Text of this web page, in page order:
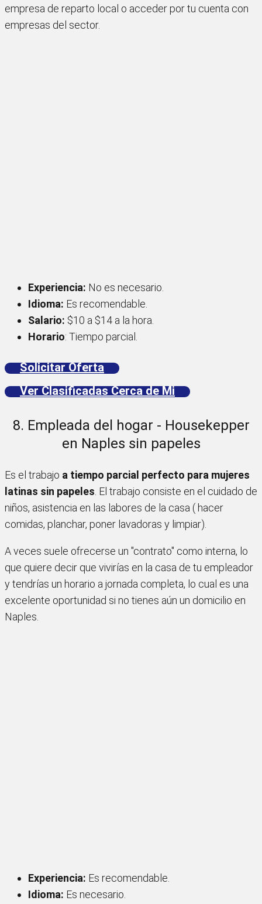
empresa de reparto local o acceder por tu cuenta con
empresas del sector.
Experiencia: No es necesario.
Idioma: Es recomendable.
Salario: $10 a $14 a la hora.
Horario: Tiempo parcial.
Solicitar Oferta
Ver Clasificadas Cerca de Mi
8. Empleada del hogar - Housekepper
en Naples sin papeles
Es el trabajo a tiempo parcial perfecto para mujeres
latinas sin papeles. El trabajo consiste en el cuidado de
niños, asistencia en las labores de la casa ( hacer
comidas, planchar, poner lavadoras y limpiar).
A veces suele ofrecerse un "contrato" como interna, lo
que quiere decir que vivirías en la casa de tu empleador
y tendrías un horario a jornada completa, lo cual es una
excelente oportunidad si no tienes aún un domicilio en
Naples.
Experiencia: Es recomendable.
Idioma: Es necesario.